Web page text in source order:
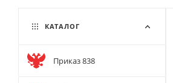
КАТАЛОГ
Приказ 838